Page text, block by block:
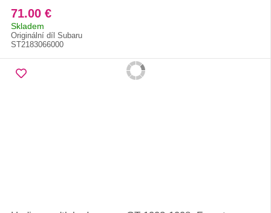
71.00 €
Skladem
Originální díl Subaru
ST2183066000